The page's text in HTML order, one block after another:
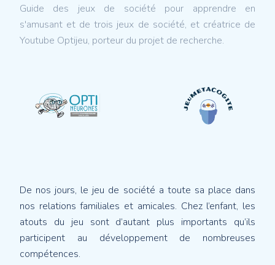
Guide des jeux de société pour apprendre en
s'amusant et de trois jeux de société, et créatrice de
Youtube Optijeu, porteur du projet de recherche.
De nos jours, le jeu de société a toute sa place dans
nos relations familiales et amicales. Chez l’enfant, les
atouts du jeu sont d’autant plus importants qu’ils
participent au développement de nombreuses
compétences.